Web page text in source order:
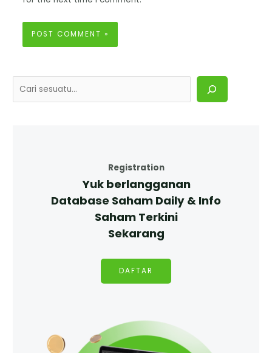
Registration
Yuk berlangganan
Database Saham Daily & Info
Saham Terkini
Sekarang
DAFTAR